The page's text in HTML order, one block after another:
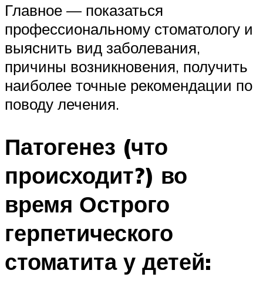
Главное — показаться
профессиональному стоматологу и
выяснить вид заболевания,
причины возникновения, получить
наиболее точные рекомендации по
поводу лечения.
Патогенез (что
происходит?) во
время Острого
герпетического
стоматита у детей: